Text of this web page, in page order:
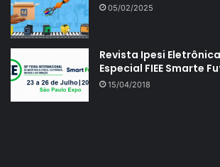
05/02/2025
Revista Ipesi
Especial FIEE Smarte
15/04/2018